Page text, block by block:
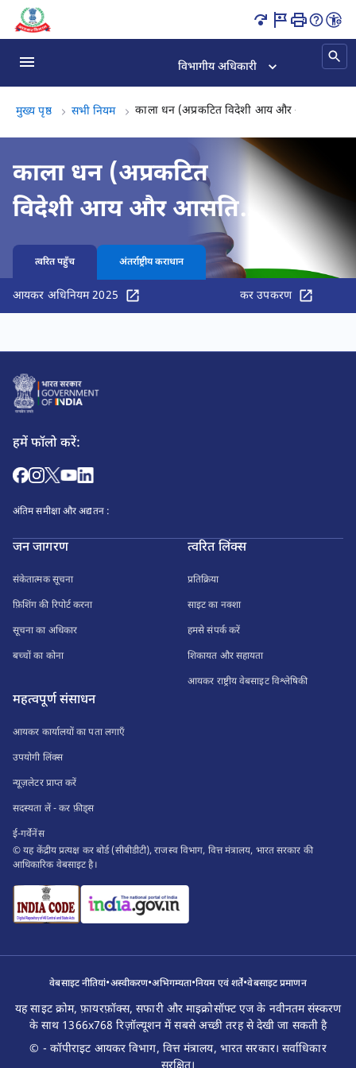
काला धन (अप्रकटित विदेशी आय और आसति) और कर अधिरोपण नियम ,
विभागीय अधिकारी
मुख्य पृष्ठ सभी नियम काला धन (अप्रकटित विदेशी आय और आसति) और
काला धन (अप्रकटित
विदेशी आय और आसति)
और कर अधिरोपण नियम
, 2015
त्वरित पहुँच अंतर्राष्ट्रीय कराधान
आयकर अधिनियम 2025 कर उपकरण
हमें फॉलो करें:
अंतिम समीक्षा और अद्यतन :
जन जागरण
संकेतात्मक सूचना
फ़िशिंग की रिपोर्ट करना
सूचना का अधिकार
बच्चों का कोना
त्वरित लिंक्स
प्रतिक्रिया
साइट का नक्शा
हमसे संपर्क करें
शिकायत और सहायता
आयकर राष्ट्रीय वेबसाइट विश्लेषिकी
महत्वपूर्ण संसाधन
आयकर कार्यालयों का पता लगाएँ
उपयोगी लिंक्स
न्यूज़लेटर प्राप्त करें
सदस्यता लें - कर फ़ीड्स
ई-गर्वेनेंस
© यह केंद्रीय प्रत्यक्ष कर बोर्ड (सीबीडीटी), राजस्व विभाग, वित्त मंत्रालय, भारत सरकार की
आधिकारिक वेबसाइट है।
वेबसाइट नीतियां•अस्वीकरण•अभिगम्यता•नियम एवं शर्तें•वेबसाइट प्रमाणन
यह साइट क्रोम, फ़ायरफ़ॉक्स, सफारी और माइक्रोसॉफ्ट एज के नवीनतम संस्करण
के साथ 1366x768 रिज़ॉल्यूशन में सबसे अच्छी तरह से देखी जा सकती है
© - कॉपीराइट आयकर विभाग, वित्त मंत्रालय, भारत सरकार। सर्वाधिकार